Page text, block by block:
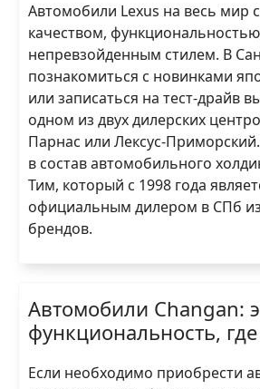
Автомобили Lexus на весь мир
качеством,
непревзойденным стилем. В
познакомиться с новинками
или записаться на тест-драйв
одном из двух дилерских
Парнас или Лексус-
в состав автомобильного
Тим, который с 1998 года
официальным дилером в СПб
брендов.
Автомобили Changan:
функциональность,
Если необходимо приобрести